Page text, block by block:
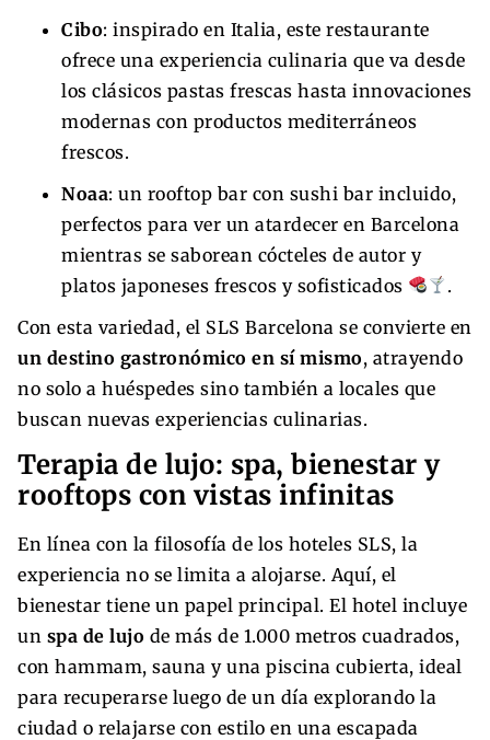
Cibo: inspirado en Italia, este restaurante
ofrece una experiencia culinaria que va desde
los clásicos pastas frescas hasta innovaciones
modernas con productos mediterráneos
frescos.
Noaa: un rooftop bar con sushi bar incluido,
perfectos para ver un atardecer en Barcelona
mientras se saborean cócteles de autor y
platos japoneses frescos y sofisticados
.
Con esta variedad, el SLS Barcelona se convierte en
un destino gastronómico en sí mismo, atrayendo
no solo a huéspedes sino también a locales que
buscan nuevas experiencias culinarias.
Terapia de lujo: spa, bienestar y
rooftops con vistas infinitas
En línea con la filosofía de los hoteles SLS, la
experiencia no se limita a alojarse. Aquí, el
bienestar tiene un papel principal. El hotel incluye
un spa de lujo de más de 1.000 metros cuadrados,
con hammam, sauna y una piscina cubierta, ideal
para recuperarse luego de un día explorando la
ciudad o relajarse con estilo en una escapada